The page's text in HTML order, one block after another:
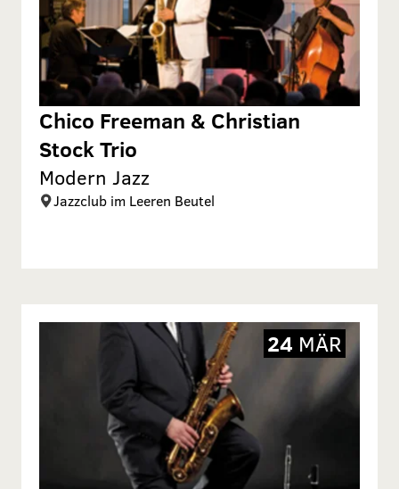
Chico Freeman & Christian
Stock Trio
Modern Jazz
Jazzclub im Leeren Beutel
24 MÄR